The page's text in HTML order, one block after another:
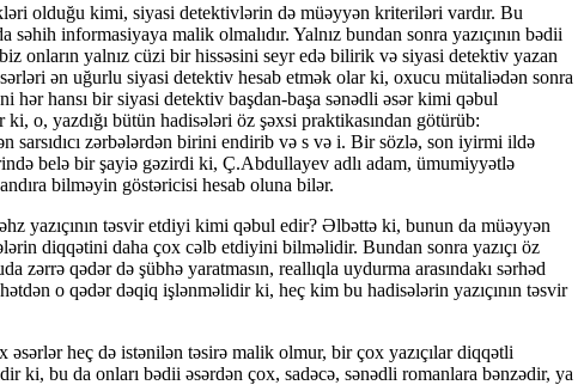
olduğu kimi, siyasi detektivlərin də müəyyən kriteriləri vardır. Bu
informasiyaya malik olmalıdır. Yalnız bundan sonra yazıçının bədii
onların yalnız cüzi bir hissəsini seyr edə bilirik və siyasi detektiv yazan
ən uğurlu siyasi detektiv hesab etmək olar ki, oxucu mütaliədən sonra
hansı bir siyasi detektiv başdan-başa sənədli əsər kimi qəbul
o, yazdığı bütün hadisələri öz şəxsi praktikasından götürüb:
zərbələrdən birini endirib və s və i. Bir sözlə, son iyirmi ildə
belə bir şayiə gəzirdi ki, Ç.Abdullayev adlı adam, ümumiyyətlə
bilməyin göstəricisi hesab oluna bilər.
yazıçının təsvir etdiyi kimi qəbul edir? Əlbəttə ki, bunun da müəyyən
diqqətini daha çox cəlb etdiyini bilməlidir. Bundan sonra yazıçı öz
zərrə qədər də şübhə yaratmasın, reallıqla uydurma arasındakı sərhəd
o qədər dəqiq işlənməlidir ki, heç kim bu hadisələrin yazıçının təsvir
heç də istənilən təsirə malik olmur, bir çox yazıçılar diqqətli
ki, bu da onları bədii əsərdən çox, sadəcə, sənədli romanlara bənzədir, ya